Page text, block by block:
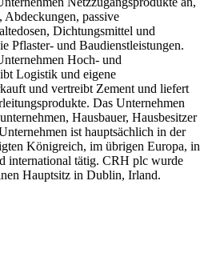
Abdeckungen, passive
Dichtungsmittel und
Pflaster- und Baudienstleistungen.
Hoch- und
Logistik und eigene
und vertreibt Zement und liefert
Das Unternehmen
Hausbauer, Hausbesitzer
ist hauptsächlich in der
Königreich, im übrigen Europa, in
international tätig. CRH plc wurde
Hauptsitz in Dublin, Irland.